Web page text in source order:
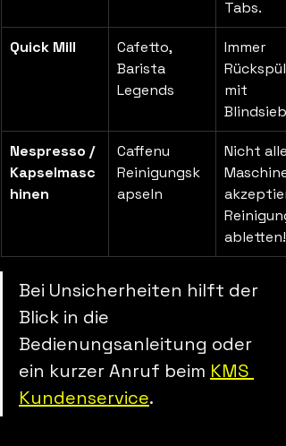
Tabs.
Quick Mill
Cafetto,
Barista
Legends
Immer
mit
Blindsieb!
Nespresso /
Kapselmasc
hinen
Caffenu
Reinigungsk
apseln
Nicht alle
abletten!
Bei Unsicherheiten hilft der
Blick in die
Bedienungsanleitung oder
ein kurzer Anruf beim KMS
Kundenservice.